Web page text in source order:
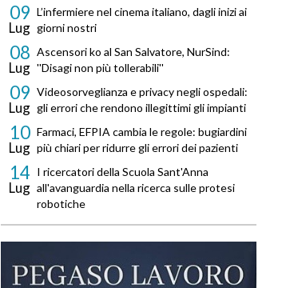
09
Lug
L’infermiere nel cinema italiano, dagli inizi ai
giorni nostri
08
Lug
Ascensori ko al San Salvatore, NurSind:
''Disagi non più tollerabili''
09
Lug
Videosorveglianza e privacy negli ospedali:
gli errori che rendono illegittimi gli impianti
10
Lug
Farmaci, EFPIA cambia le regole: bugiardini
più chiari per ridurre gli errori dei pazienti
14
Lug
I ricercatori della Scuola Sant'Anna
all'avanguardia nella ricerca sulle protesi
robotiche